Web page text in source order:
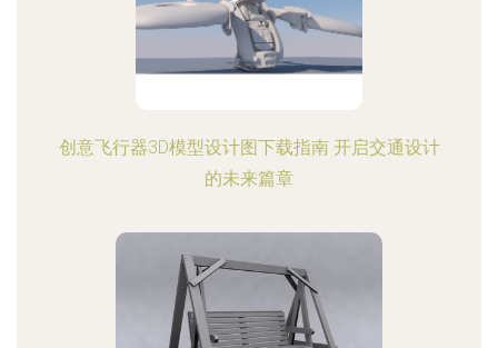
创意飞行器3D模型设计图下载指南 开启交通设计
的未来篇章